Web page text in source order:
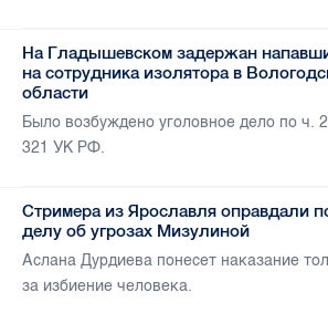
На Гладышевском задержан
на сотрудника изолятора в
области
Было возбуждено уголовное дело по ч.
321 УК РФ.
Стримера из Ярославля оправдали
делу об угрозах Мизулиной
Аслана Дурдиева понесет наказание
за избиение человека.